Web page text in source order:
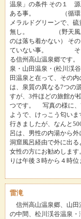
温泉」の条件 その１ 源
ある事。 （循環な
メラルドグリーンで、
無し。 （野天風呂な
のは落ち着かない） そ
ていない事。 そこで
る信州高山温泉郷です
泉・山田温泉・(松川渓
田温泉と在って、その
は、泉質の異なる7つの
すが、3件ほどの旅館が
つです。 写真の様に、
ようで、けっこう匂い
行きましたが、なんと
呂は、男性の内湯から
洞窟風呂経由で外に出
女性の方にお勧めしま
りは午後３時から４時位
雷滝
信州高山温泉郷、山田
の中間、松川渓谷温泉・